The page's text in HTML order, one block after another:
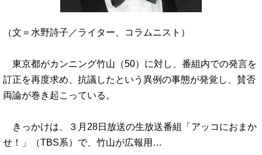
（文＝水野詩子／ライター、コラムニスト）
東京都がカンニング竹山（50）に対し、番組内での発言を
訂正を再度求め、抗議したという異例の事態が発覚し、賛否
両論が巻き起こっている。
きっかけは、３月28日放送の生放送番組「アッコにおまか
せ！」（TBS系）で、竹山が広報用…